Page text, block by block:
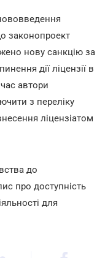
законопроект
нову санкцію за
дії ліцензії в
автори
з переліку
ліцензіатом
до
про доступність
для